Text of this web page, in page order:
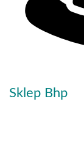
Sklep Bhp